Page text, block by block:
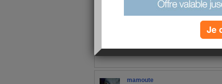
merci djinn
mamoute
Je